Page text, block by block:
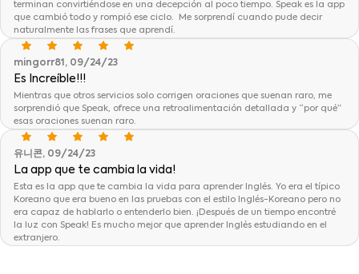
terminan convirtiéndose en una decepción al poco tiempo. Speak es la app
que cambió todo y rompió ese ciclo. Me sorprendí cuando pude decir
naturalmente las frases que aprendí.
mingorr81, 09/24/23
Es Increíble!!!
Mientras que otros servicios solo corrigen oraciones que suenan raro, me
sorprendió que Speak, ofrece una retroalimentación detallada y “por qué”
esas oraciones suenan raro.
유니콘, 09/24/23
La app que te cambia la vida!
Esta es la app que te cambia la vida para aprender Inglés. Yo era el típico
Koreano que era bueno en las pruebas con el estilo Inglés-Koreano pero no
era capaz de hablarlo o entenderlo bien. ¡Después de un tiempo encontré
la luz con Speak! Es mucho mejor que aprender Inglés estudiando en el
extranjero.